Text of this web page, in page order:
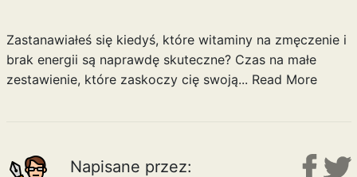
Zastanawiałeś się kiedyś, które witaminy na zmęczenie i
brak energii są naprawdę skuteczne? Czas na małe
zestawienie, które zaskoczy cię swoją... Read More
Napisane przez: